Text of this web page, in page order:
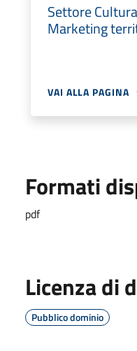
Settore
Marketing
VAI ALLA PAGINA
Formati
pdf
Licenza di
Pubblico dominio